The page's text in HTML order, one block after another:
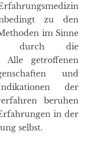
zu den
im Sinne
durch die
Alle getroffenen
und
der
beruhen
in der
selbst.